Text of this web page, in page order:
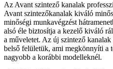
Az Avant szintező kanalak
Avant szintezőkanalak kiváló
minőségi munkavégzést
alsó éle biztosítja a kezelő kiváló
a műveletet. Az új szintező kanalak
belső felületük, ami megkönnyíti a
nagyobb a korábbi modelleknél.